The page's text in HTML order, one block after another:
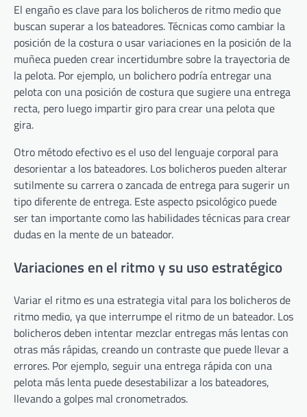
El engaño es clave para los bolicheros de ritmo medio que
buscan superar a los bateadores. Técnicas como cambiar la
posición de la costura o usar variaciones en la posición de la
muñeca pueden crear incertidumbre sobre la trayectoria de
la pelota. Por ejemplo, un bolichero podría entregar una
pelota con una posición de costura que sugiere una entrega
recta, pero luego impartir giro para crear una pelota que
gira.
Otro método efectivo es el uso del lenguaje corporal para
desorientar a los bateadores. Los bolicheros pueden alterar
sutilmente su carrera o zancada de entrega para sugerir un
tipo diferente de entrega. Este aspecto psicológico puede
ser tan importante como las habilidades técnicas para crear
dudas en la mente de un bateador.
Variaciones en el ritmo y su uso estratégico
Variar el ritmo es una estrategia vital para los bolicheros de
ritmo medio, ya que interrumpe el ritmo de un bateador. Los
bolicheros deben intentar mezclar entregas más lentas con
otras más rápidas, creando un contraste que puede llevar a
errores. Por ejemplo, seguir una entrega rápida con una
pelota más lenta puede desestabilizar a los bateadores,
llevando a golpes mal cronometrados.